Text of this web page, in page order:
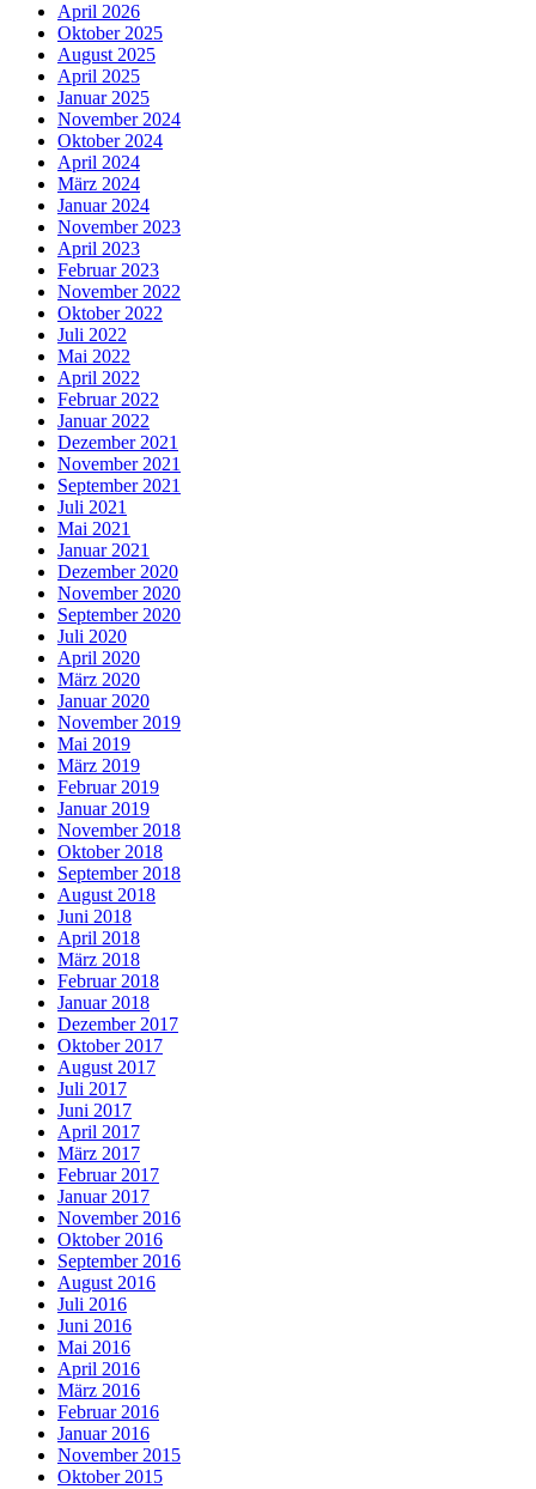
April 2026
Oktober 2025
August 2025
April 2025
Januar 2025
November 2024
Oktober 2024
April 2024
März 2024
Januar 2024
November 2023
April 2023
Februar 2023
November 2022
Oktober 2022
Juli 2022
Mai 2022
April 2022
Februar 2022
Januar 2022
Dezember 2021
November 2021
September 2021
Juli 2021
Mai 2021
Januar 2021
Dezember 2020
November 2020
September 2020
Juli 2020
April 2020
März 2020
Januar 2020
November 2019
Mai 2019
März 2019
Februar 2019
Januar 2019
November 2018
Oktober 2018
September 2018
August 2018
Juni 2018
April 2018
März 2018
Februar 2018
Januar 2018
Dezember 2017
Oktober 2017
August 2017
Juli 2017
Juni 2017
April 2017
März 2017
Februar 2017
Januar 2017
November 2016
Oktober 2016
September 2016
August 2016
Juli 2016
Juni 2016
Mai 2016
April 2016
März 2016
Februar 2016
Januar 2016
November 2015
Oktober 2015